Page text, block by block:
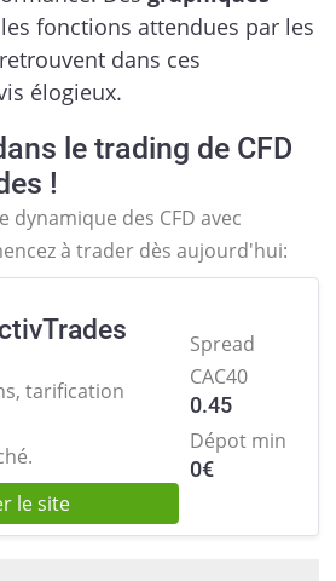
fonctions attendues par les
dans ces
élogieux.
le trading de CFD
!
dynamique des CFD avec
à trader dès aujourd'hui:
tarification
le site
Spread
CAC40
0.45
Dépot min
0€